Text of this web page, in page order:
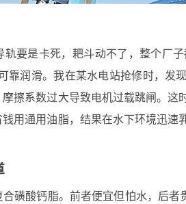
要是卡死，耙斗动不了，整个厂
靠润滑。我在某水电站抢修时，发
擦系数过大导致电机过载跳闸。这
用通用油脂，结果在水下环境迅
磺酸钙脂。前者便宜但怕水，后